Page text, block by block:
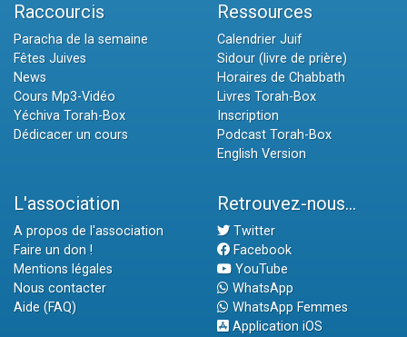
Raccourcis
Paracha de la semaine
Fêtes Juives
News
Cours Mp3-Vidéo
Yéchiva Torah-Box
Dédicacer un cours
Ressources
Calendrier Juif
Sidour (livre de prière)
Horaires de Chabbath
Livres Torah-Box
Inscription
Podcast Torah-Box
English Version
L'association
A propos de l'association
Faire un don !
Mentions légales
Nous contacter
Aide (FAQ)
Retrouvez-nous...
Twitter
Facebook
YouTube
WhatsApp
WhatsApp Femmes
Application iOS